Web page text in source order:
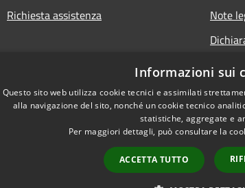
Richiesta assistenza
Note
Informazioni sui
Questo sito web utilizza cookie tecnici e assimilati
alla navigazione del sito, nonché un cookie tecnico
statistiche, aggregate e
Per maggiori dettagli, può consultare la
ACCETTA TUTTO